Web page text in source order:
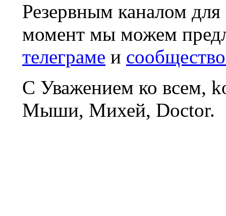
Резервным каналом
момент мы можем
телеграме и
С Уважением ко всем,
Мыши, Михей, Doctor.